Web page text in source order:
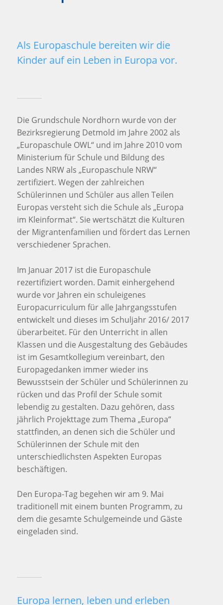
Als Europaschule bereiten wir die
Kinder auf ein Leben in Europa vor.
Die Grundschule Nordhorn wurde von der
Bezirksregierung Detmold im Jahre 2002 als
„Europaschule OWL“ und im Jahre 2010 vom
Ministerium für Schule und Bildung des
Landes NRW als „Europaschule NRW“
zertifiziert. Wegen der zahlreichen
Schülerinnen und Schüler aus allen Teilen
Europas versteht sich die Schule als „Europa
im Kleinformat“. Sie wertschätzt die Kulturen
der Migrantenfamilien und fördert das Lernen
verschiedener Sprachen.
Im Januar 2017 ist die Europaschule
rezertifiziert worden. Damit einhergehend
wurde vor Jahren ein schuleigenes
Europacurriculum für alle Jahrgangsstufen
entwickelt und dieses im Schuljahr 2016/ 2017
überarbeitet. Für den Unterricht in allen
Klassen und die Ausgestaltung des Gebäudes
ist im Gesamtkollegium vereinbart, den
Europagedanken immer wieder ins
Bewusstsein der Schüler und Schülerinnen zu
rücken und das Profil der Schule somit
lebendig zu gestalten. Dazu gehören, dass
jährlich Projekttage zum Thema „Europa“
stattfinden, an denen sich die Schüler und
Schülerinnen der Schule mit den
unterschiedlichsten Aspekten Europas
beschäftigen.
Den Europa-Tag begehen wir am 9. Mai
traditionell mit einem bunten Programm, zu
dem die gesamte Schulgemeinde und Gäste
eingeladen sind.
Europa lernen, leben und erleben